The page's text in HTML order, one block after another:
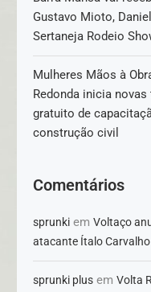
Gustavo Mioto,
Sertaneja Rodeio
Mulheres Mãos à
Redonda inicia
gratuito de
construção civil
Comentários
sprunkiem Voltaço
atacante Ítalo Carvalho
sprunki plusem Volta